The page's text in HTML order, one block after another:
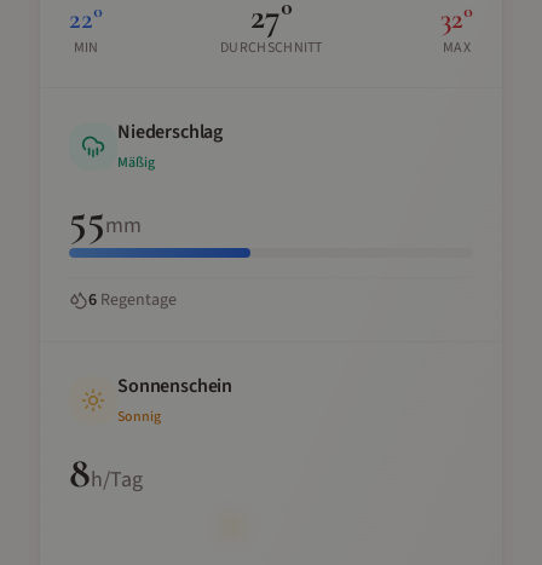
22°
MIN
27°
DURCHSCHNITT
32°
MAX
Niederschlag
Mäßig
55mm
6 Regentage
Sonnenschein
Sonnig
8h/Tag